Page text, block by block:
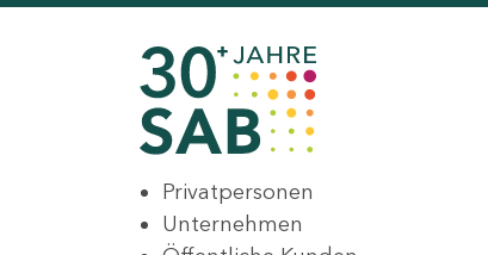
Privatpersonen
Unternehmen